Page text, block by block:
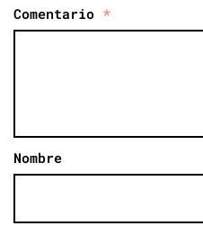
Comentario *
Nombre